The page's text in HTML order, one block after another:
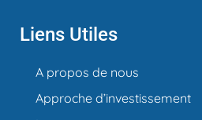
Liens Utiles
A propos de nous
Approche d’investissement